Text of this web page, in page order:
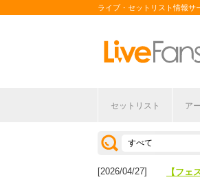
ライブ・セットリスト情報サ
セットリスト ア
[2026/07/28] 【ライ
[2026/04/27] 【フェ